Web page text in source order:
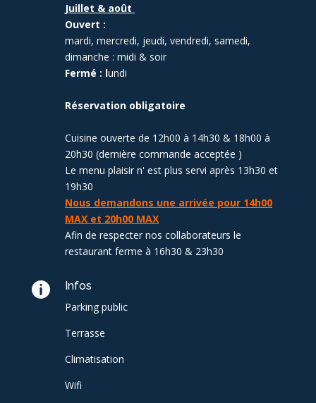
Juillet & août
Ouvert :
mardi, mercredi, jeudi, vendredi, samedi,
dimanche : midi & soir
Fermé : lundi
Réservation obligatoire
Cuisine ouverte de 12h00 à 14h30 & 18h00 à
20h30 (dernière commande acceptée )
Le menu plaisir n' est plus servi après 13h30 et
19h30
Nous demandons une arrivée pour 14h00
MAX et 20h00 MAX
Afin de respecter nos collaborateurs le
restaurant ferme à 16h30 & 23h30

Infos
Parking public
Terrasse
Climatisation
Wifi